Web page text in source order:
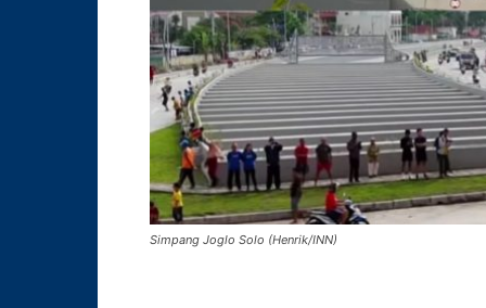
Simpang Joglo Solo (Henrik/INN)